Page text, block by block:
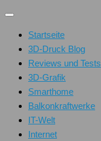
Unter
Inhalt
Startseite
3D-Druck Blog
Reviews und Tests
3D-Grafik
Smarthome
Balkonkraftwerke
IT-Welt
Internet